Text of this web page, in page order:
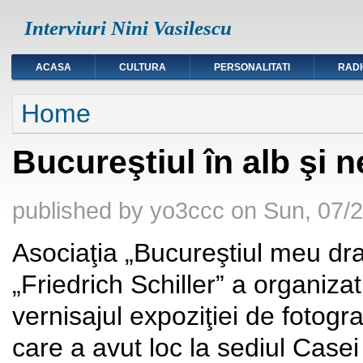
Interviuri Nini Vasilescu
ACASA CULTURA PERSONALITATI
You are here
Home
Bucureştiul în alb şi
published by yo3ccc on Sun, 07/
Asociaţia „Bucureştiul meu
„Friedrich Schiller” a
vernisajul expoziţiei de
care a avut loc la sediul